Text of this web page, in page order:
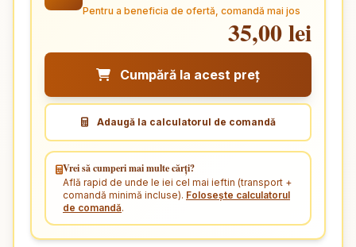
Pentru a beneficia de ofertă, comandă mai jos
35,00 lei
Cumpără la acest preț
Adaugă la calculatorul de comandă
Vrei să cumperi mai multe cărți?
Află rapid de unde le iei cel mai ieftin (transport +
comandă minimă incluse). Folosește calculatorul
de comandă.